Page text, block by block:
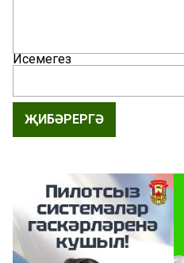
Исемегез
ҖИБӘРЕРГӘ